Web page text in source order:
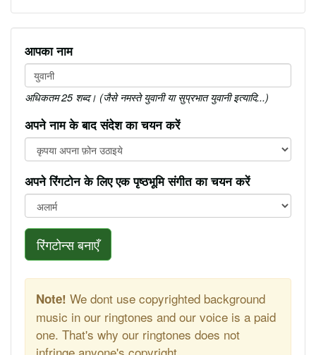
आपका नाम
अधिकतम 25 शब्द। (जैसे नमस्ते युवानी या सुप्रभात युवानी इत्यादि...)
अपने नाम के बाद संदेश का चयन करें
अपने रिंगटोन के लिए एक पृष्ठभूमि संगीत का चयन करें
रिंगटोन्स बनाएँ
Note! We dont use copyrighted background
music in our ringtones and our voice is a paid
one. That's why our ringtones does not
infringe anyone's copyright.